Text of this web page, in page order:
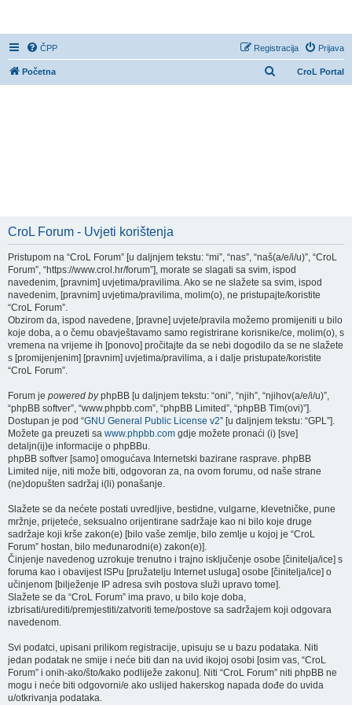
ČPP Prijava
Registracija
CroL Portal
Početna
CroL Forum - Uvjeti korištenja
Pristupom na “CroL Forum” [u daljnjem tekstu: “mi”, “nas”, “naš(a/e/i/u)”, “CroL
Forum”, “https://www.crol.hr/forum”], morate se slagati sa svim, ispod
navedenim, [pravnim] uvjetima/pravilima. Ako se ne slažete sa svim, ispod
navedenim, [pravnim] uvjetima/pravilima, molim(o), ne pristupajte/koristite
“CroL Forum”.
Obzirom da, ispod navedene, [pravne] uvjete/pravila možemo promijeniti u bilo
koje doba, a o čemu obavještavamo samo registrirane korisnike/ce, molim(o), s
vremena na vrijeme ih [ponovo] pročitajte da se nebi dogodilo da se ne slažete
s [promijenjenim] [pravnim] uvjetima/pravilima, a i dalje pristupate/koristite
“CroL Forum”.
Forum je powered byphpBB [u daljnjem tekstu: “oni”, “njih”, “njihov(a/e/i/u)”,
“phpBB softver”, “www.phpbb.com”, “phpBB Limited”, “phpBB Tim(ovi)”].
Dostupan je pod “GNU General Public License v2” [u daljnjem tekstu: “GPL”].
Možete ga preuzeti sa www.phpbb.com gdje možete pronaći (i) [sve]
detaljn(ij)e informacije o phpBBu.
phpBB softver [samo] omogućava Internetski bazirane rasprave. phpBB
Limited nije, niti može biti, odgovoran za, na ovom forumu, od naše strane
(ne)dopušten sadržaj i(li) ponašanje.
Slažete se da nećete postati uvredljive, bestidne, vulgarne, klevetničke, pune
mržnje, prijeteće, seksualno orijentirane sadržaje kao ni bilo koje druge
sadržaje koji krše zakon(e) [bilo vaše zemlje, bilo zemlje u kojoj je “CroL
Forum” hostan, bilo međunarodni(e) zakon(e)].
Činjenje navedenog uzrokuje trenutno i trajno isključenje osobe [činitelja/ice] s
foruma kao i obavijest ISPu [pružatelju Internet usluga] osobe [činitelja/ice] o
učinjenom [bilježenje IP adresa svih postova služi upravo tome].
Slažete se da “CroL Forum” ima pravo, u bilo koje doba,
izbrisati/urediti/premjestiti/zatvoriti teme/postove sa sadržajem koji odgovara
navedenom.
Svi podatci, upisani prilikom registracije, upisuju se u bazu podataka. Niti
jedan podatak ne smije i neće biti dan na uvid ikojoj osobi [osim vas, “CroL
Forum” i onih-ako/što/kako podliježe zakonu]. Niti “CroL Forum” niti phpBB ne
mogu i neće biti odgovorni/e ako uslijed hakerskog napada dođe do uvida
u/otkrivanja podataka.